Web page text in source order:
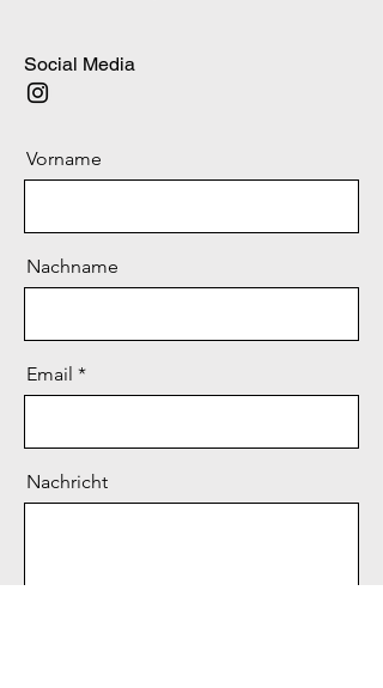
Social Media
Vorname
Nachname
Email
Nachricht